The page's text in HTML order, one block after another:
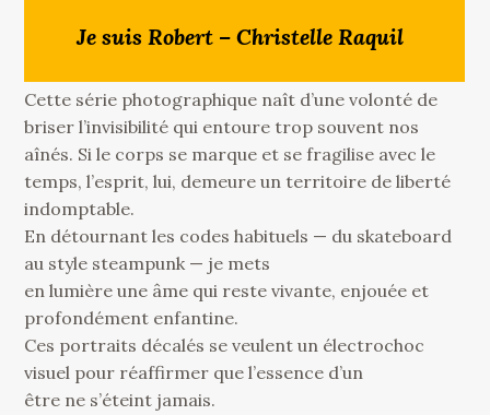
Je suis Robert – Christelle Raquil
Cette série photographique naît d’une volonté de
briser l’invisibilité qui entoure trop souvent nos
aînés. Si le corps se marque et se fragilise avec le
temps, l’esprit, lui, demeure un territoire de liberté
indomptable.
En détournant les codes habituels — du skateboard
au style steampunk — je mets
en lumière une âme qui reste vivante, enjouée et
profondément enfantine.
Ces portraits décalés se veulent un électrochoc
visuel pour réaffirmer que l’essence d’un
être ne s’éteint jamais.